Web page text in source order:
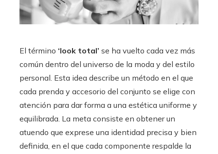
El término ‘look total’ se ha vuelto cada vez más
común dentro del universo de la moda y del estilo
personal. Esta idea describe un método en el que
cada prenda y accesorio del conjunto se elige con
atención para dar forma a una estética uniforme y
equilibrada. La meta consiste en obtener un
atuendo que exprese una identidad precisa y bien
definida, en el que cada componente respalde la